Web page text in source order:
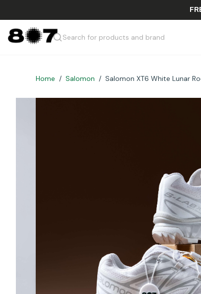
Search for products and brand
Home / Salomon / Salomon XT6 White Lunar